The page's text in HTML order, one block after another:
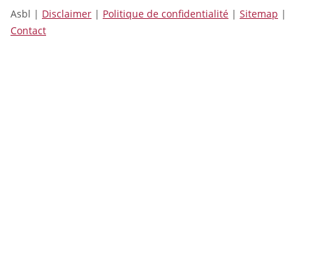
Asbl | Disclaimer | Politique de confidentialité | Sitemap |
Contact